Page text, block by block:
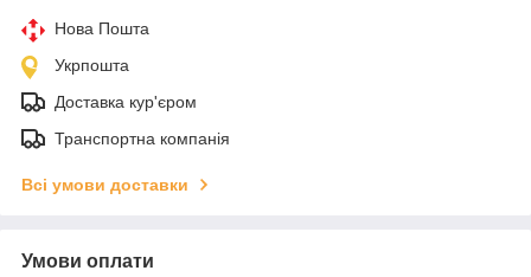
Нова Пошта
Укрпошта
Доставка кур'єром
Транспортна компанія
Всі умови доставки
Умови оплати